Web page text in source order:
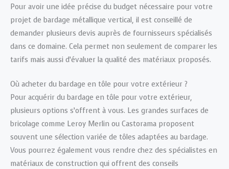
Pour avoir une idée précise du budget nécessaire pour votre
projet de bardage métallique vertical, il est conseillé de
demander plusieurs devis auprès de fournisseurs spécialisés
dans ce domaine. Cela permet non seulement de comparer les
tarifs mais aussi d’évaluer la qualité des matériaux proposés.
Où acheter du bardage en tôle pour votre extérieur ?
Pour acquérir du bardage en tôle pour votre extérieur,
plusieurs options s’offrent à vous. Les grandes surfaces de
bricolage comme Leroy Merlin ou Castorama proposent
souvent une sélection variée de tôles adaptées au bardage.
Vous pourrez également vous rendre chez des spécialistes en
matériaux de construction qui offrent des conseils